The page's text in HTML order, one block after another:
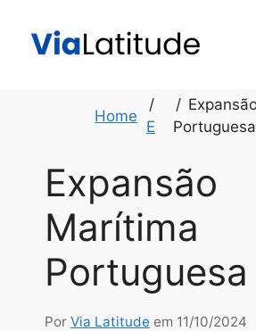
Home
E
Portuguesa
Expansão
Marítima
Portuguesa
Por Via Latitude em 11/10/2024